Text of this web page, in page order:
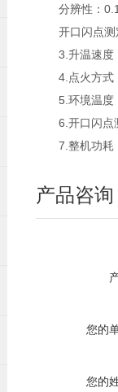
分辨性：
开口闪点测
3.升温速度
4.点火方式：
5.环境温度
6.开口闪点测
7.整机功耗
产品咨询
您的
您的